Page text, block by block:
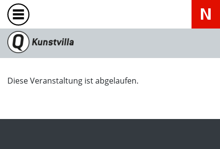
Diese Veranstaltung ist abgelaufen.